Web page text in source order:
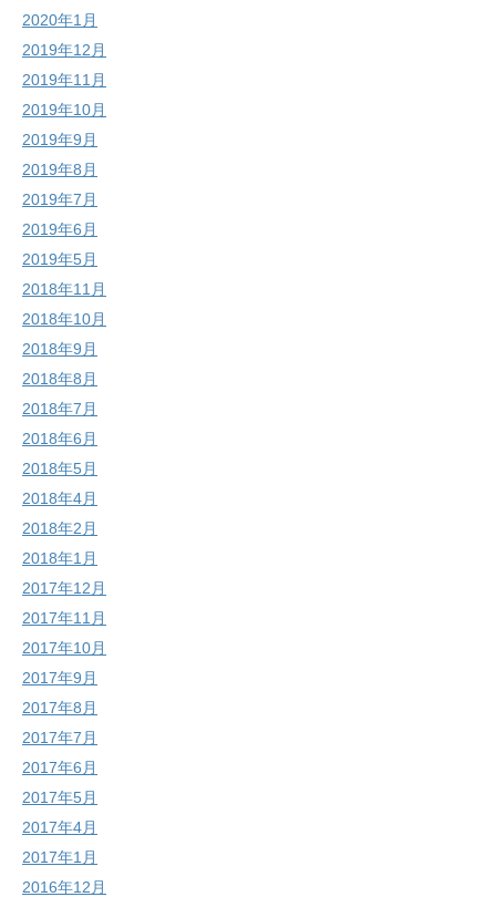
2020年1月
2019年12月
2019年11月
2019年10月
2019年9月
2019年8月
2019年7月
2019年6月
2019年5月
2018年11月
2018年10月
2018年9月
2018年8月
2018年7月
2018年6月
2018年5月
2018年4月
2018年2月
2018年1月
2017年12月
2017年11月
2017年10月
2017年9月
2017年8月
2017年7月
2017年6月
2017年5月
2017年4月
2017年1月
2016年12月